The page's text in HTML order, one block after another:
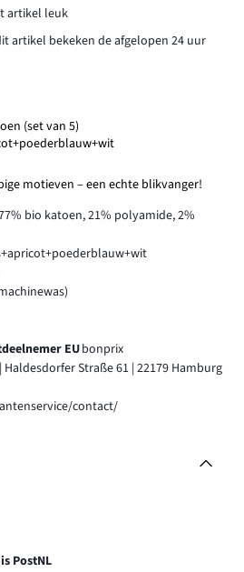
artikel leuk
artikel bekeken de afgelopen 24 uur
(set van 5)
motieven – een echte blikvanger!
bio katoen, 21% polyamide, 2%
EUbonprix
Straße 61 | 22179 Hamburg
contact/
PostNL